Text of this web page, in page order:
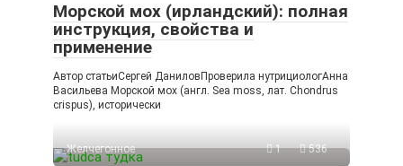
Морской мох (ирландский): полная
инструкция, свойства и
применение
Автор статьиСергей ДаниловПроверила нутрициологАнна
Васильева Морской мох (англ. Sea moss, лат. Chondrus
crispus), исторически
Желчегонное 1 536